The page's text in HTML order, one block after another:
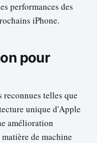
performances des
iPhone.
pour
telles que
unique d'Apple
amélioration
de machine